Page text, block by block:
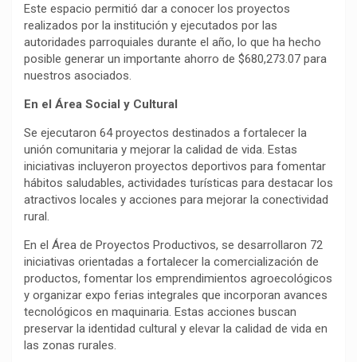
Este espacio permitió dar a conocer los proyectos
realizados por la institución y ejecutados por las
autoridades parroquiales durante el año, lo que ha hecho
posible generar un importante ahorro de $680,273.07 para
nuestros asociados.
En el Área Social y Cultural
Se ejecutaron 64 proyectos destinados a fortalecer la
unión comunitaria y mejorar la calidad de vida. Estas
iniciativas incluyeron proyectos deportivos para fomentar
hábitos saludables, actividades turísticas para destacar los
atractivos locales y acciones para mejorar la conectividad
rural.
En el Área de Proyectos Productivos, se desarrollaron 72
iniciativas orientadas a fortalecer la comercialización de
productos, fomentar los emprendimientos agroecológicos
y organizar expo ferias integrales que incorporan avances
tecnológicos en maquinaria. Estas acciones buscan
preservar la identidad cultural y elevar la calidad de vida en
las zonas rurales.